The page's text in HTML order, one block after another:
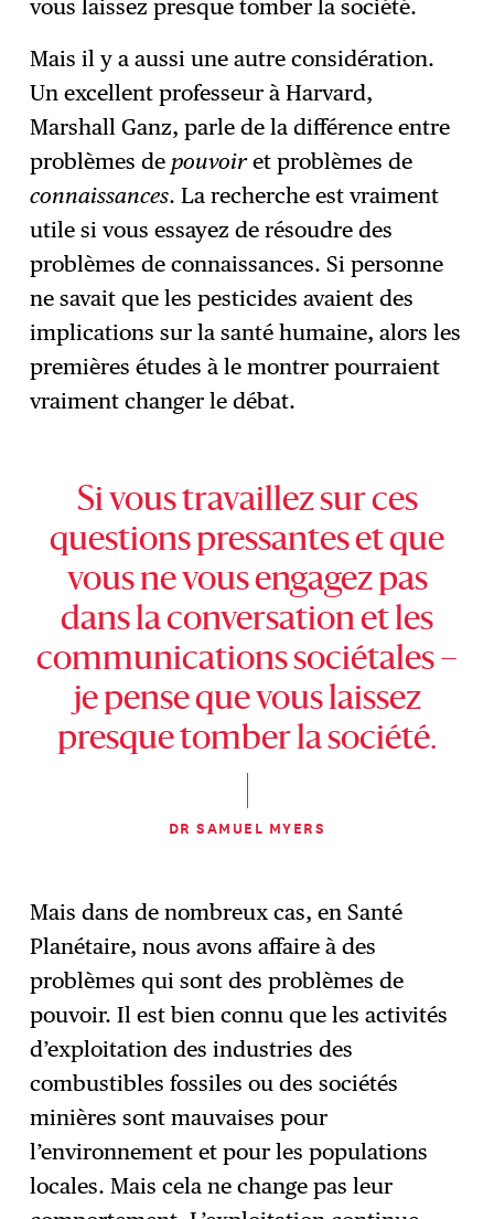
vous laissez presque tomber la société.
Mais il y a aussi une autre considération.
Un excellent professeur à Harvard,
Marshall Ganz, parle de la différence entre
problèmes de pouvoiret problèmes de
connaissances. La recherche est vraiment
utile si vous essayez de résoudre des
problèmes de connaissances. Si personne
ne savait que les pesticides avaient des
implications sur la santé humaine, alors les
premières études à le montrer pourraient
vraiment changer le débat.
Si vous travaillez sur ces
questions pressantes et que
vous ne vous engagez pas
dans la conversation et les
communications sociétales –
je pense que vous laissez
presque tomber la société.
DR SAMUEL MYERS
Mais dans de nombreux cas, en Santé
Planétaire, nous avons affaire à des
problèmes qui sont des problèmes de
pouvoir. Il est bien connu que les activités
d’exploitation des industries des
combustibles fossiles ou des sociétés
minières sont mauvaises pour
l’environnement et pour les populations
locales. Mais cela ne change pas leur